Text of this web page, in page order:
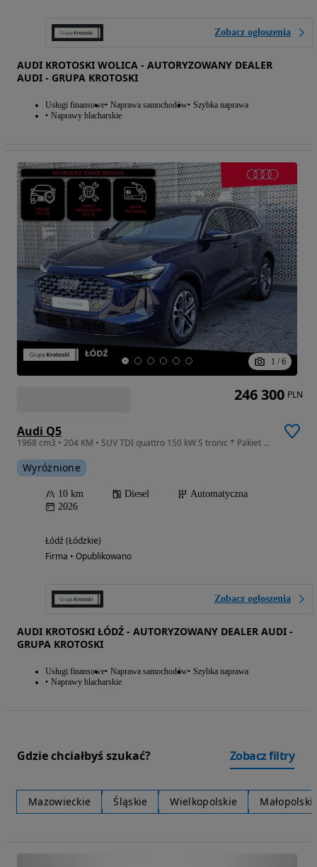
Zobacz ogłoszenia
AUDI KROTOSKI WOLICA - AUTORYZOWANY DEALER
AUDI - GRUPA KROTOSKI
Usługi finansowe Naprawa samochodów Szybka naprawa
Naprawy blacharskie
1 / 6
Audi Q5
1968 cm3 • 204 KM • SUV TDI quattro 150 kW S tronic * Pakiet Comfort & Technology *
Wyróżnione
10 km Diesel
Automatyczna
2026
Łódź (Łódzkie)
Firma • Opublikowano
Zobacz ogłoszenia
AUDI KROTOSKI ŁÓDŹ - AUTORYZOWANY DEALER AUDI -
GRUPA KROTOSKI
Usługi finansowe Naprawa samochodów Szybka naprawa
Naprawy blacharskie
246 300 PLN
Gdzie chciałbyś szukać? Zobacz filtry
Mazowieckie Śląskie Wielkopolskie